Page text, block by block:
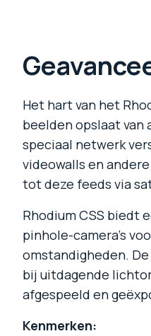
Het hart van het
beelden opslaat van
speciaal netwerk
videowalls en
tot deze feeds via
Rhodium CSS biedt
pinhole-camera’s
omstandigheden.
bij uitdagende
afgespeeld en
Kenmerken: